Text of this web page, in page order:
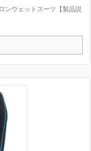
ウェットスーツ【製品説